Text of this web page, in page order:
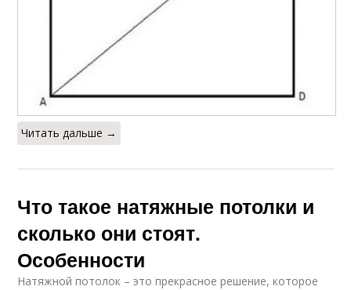
Читать дальше →
Что такое натяжные потолки и
сколько они стоят.
Особенности
Натяжной потолок – это прекрасное решение, которое